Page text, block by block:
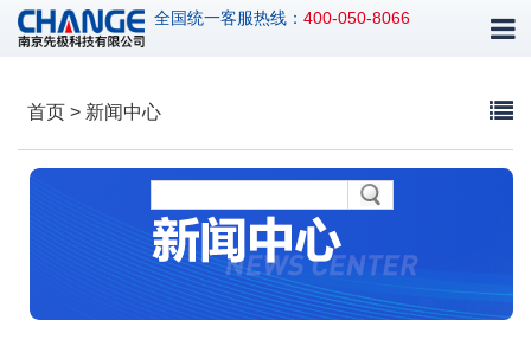
全国统一客服热线： 400-050-8066
首页 > 新闻中心